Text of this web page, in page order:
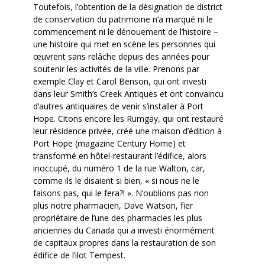
Toutefois, l’obtention de la désignation de district
de conservation du patrimoine n’a marqué ni le
commencement ni le dénouement de l’histoire –
une histoire qui met en scène les personnes qui
œuvrent sans relâche depuis des années pour
soutenir les activités de la ville. Prenons par
exemple Clay et Carol Benson, qui ont investi
dans leur Smith’s Creek Antiques et ont convaincu
d’autres antiquaires de venir s’installer à Port
Hope. Citons encore les Rumgay, qui ont restauré
leur résidence privée, créé une maison d’édition à
Port Hope (magazine Century Home) et
transformé en hôtel-restaurant l’édifice, alors
inoccupé, du numéro 1 de la rue Walton, car,
comme ils le disaient si bien, « si nous ne le
faisons pas, qui le fera?! ». N’oublions pas non
plus notre pharmacien, Dave Watson, fier
propriétaire de l’une des pharmacies les plus
anciennes du Canada qui a investi énormément
de capitaux propres dans la restauration de son
édifice de l’ilot Tempest.